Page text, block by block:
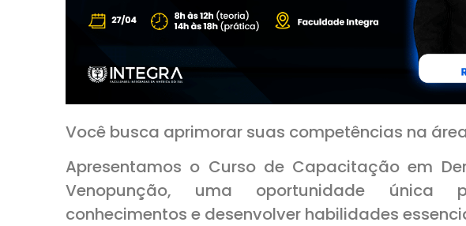
Você busca aprimorar suas competências na
Apresentamos o Curso de Capacitação em
Venopunção, uma oportunidade única
conhecimentos e desenvolver habilidades